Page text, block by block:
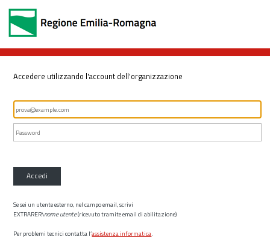
Accedere utilizzando l'account dell'organizzazione
Accedi
Se sei un utente esterno, nel campo email, scrivi
EXTRARER\nome utente(ricevuto tramite email di abilitazione)
Per problemi tecnici contatta l’assistenza informatica.